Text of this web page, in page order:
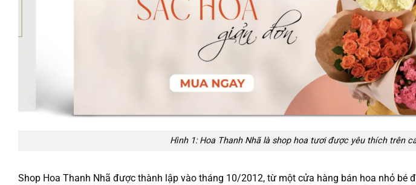
Hình 1: Hoa Thanh Nhã là shop hoa tươi được yêu thích trên
Shop Hoa Thanh Nhã được thành lập vào tháng 10/2012, từ một cửa hàng bán hoa nhỏ bé